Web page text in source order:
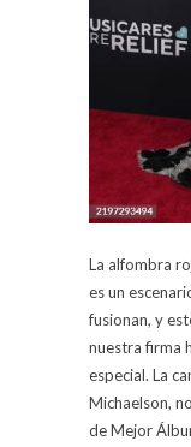
La alfombra
es un
fusionan, y
nuestra firma
especial. La
Michaelson,
de Mejor